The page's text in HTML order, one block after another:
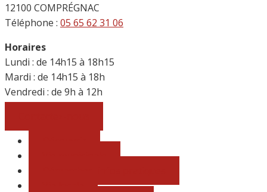
12100 COMPRÉGNAC
Téléphone : 05 65 62 31 06
Horaires
Lundi : de 14h15 à 18h15
Mardi : de 14h15 à 18h
Vendredi : de 9h à 12h